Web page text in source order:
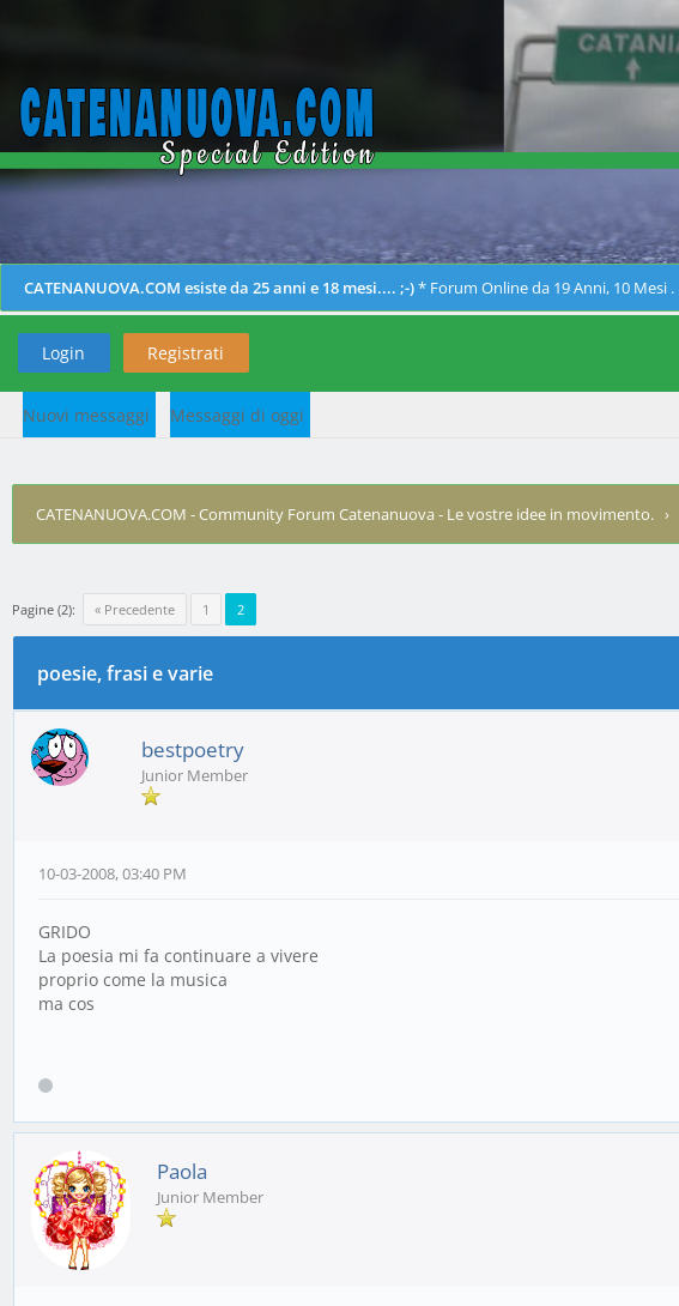
CATENANUOVA.COM esiste da 25 anni e 18 mesi.... ;-)* Forum Online da 19 Anni, 10 Mesi .
Login Registrati
Nuovi messaggi Messaggi di oggi
CATENANUOVA.COM - Community Forum Catenanuova - Le vostre idee in movimento. ›
Pagine (2): « Precedente 1 2
poesie, frasi e varie
bestpoetry
Junior Member
10-03-2008, 03:40 PM
GRIDO
La poesia mi fa continuare a vivere
proprio come la musica
ma cos
Paola
Junior Member